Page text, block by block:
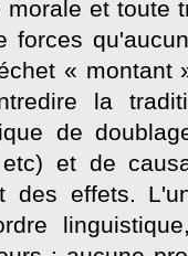
et toute
forces
«
la
de
et de
des effets.